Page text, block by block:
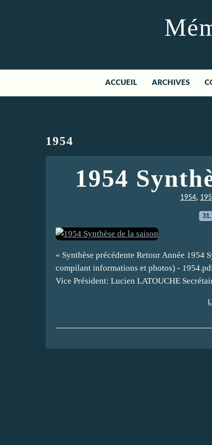
ACCUEIL ARCHIVES
1954
1954
1954,
« Synthèse précédente Retour Année 1954
compilant informations et photos) -
Vice Président: Lucien LATOUCHE